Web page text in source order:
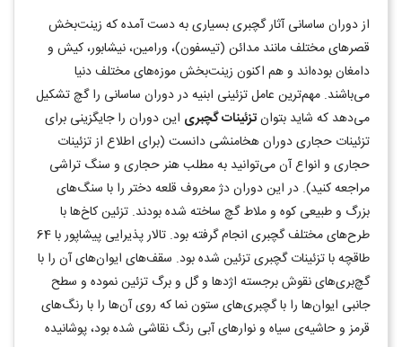
از دوران ساسانی آثار گچبری بسیاری به دست آمده که زینت‌بخش
قصرهای مختلف مانند مدائن (تیسفون)، ورامین، نیشابور، کیش و
دامغان بوده‌اند و هم اکنون زینت‌بخش موزه‌های مختلف دنیا
می‌‌باشند. مهم‌ترین عامل تزئینی ابنیه در دوران ساسانی را گچ تشکیل
می‌دهد که شاید بتوانتزئینات گچبری این دوران را جایگزینی برای
تزئینات حجاری دوران هخامنشی دانست (برای اطلاع از تزئینات
حجاری و انواع آن می‌توانید به مطلب هنر حجاری و سنگ تراشی
مراجعه کنید). در این دوران دژ معروف قلعه دختر را با سنگ‌های
بزرگ و طبیعی کوه و ملاط گچ ساخته شده بودند. تزئین کاخ‌ها با
طرح‌های مختلف گچبری انجام گرفته بود. تالار پذیرایی پیشاپور با 64
طاقچه با تزئینات گچبری تزئین شده بود. سقف‌های ایوان‌های آن را با
گچ‌بری‌های نقوش برجسته اژدها و گل و برگ تزئین نموده و سطح
جانبی ایوان‌ها را با گچبری‌های ستون نما که روی آن‌ها را با رنگ‌های
قرمز و حاشیه‌ی سیاه و نوارهای آبی رنگ نقاشی شده بود، پوشانیده